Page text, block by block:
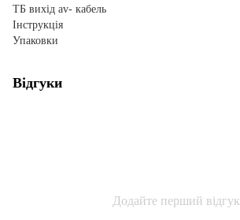
ТБ вихід av- кабель
Інструкція
Упаковки
Відгуки
Додайте перший відгук